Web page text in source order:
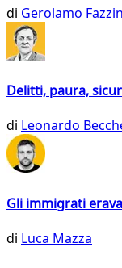
di Gerolamo
Delitti, paura,
di Leonardo
Gli immigrati
di Luca Mazza